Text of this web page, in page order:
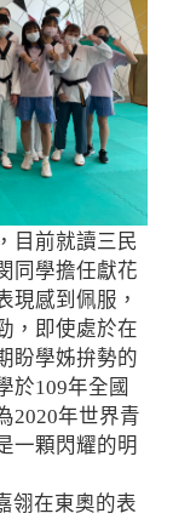
目前就讀三民
同學擔任獻花
現感到佩服，
，即使處於在
盼學姊拚勢的
於109年全國
2020年世界青
一顆閃耀的明
翎在東奧的表